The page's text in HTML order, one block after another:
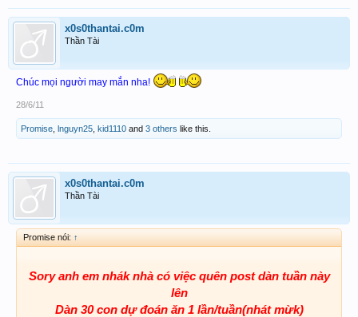
x0s0thantai.c0m
Thần Tài
Chúc mọi người may mắn nha!
28/6/11
Promise lnguyn25 kid1110 and 3 others like this.
x0s0thantai.c0m
Thần Tài
Promise nói: ↑
Sory anh em nhák nhà có việc quên post dàn tuần này
lên
Dàn 30 con dự đoán ăn 1 lần/tuần(nhát mừk)